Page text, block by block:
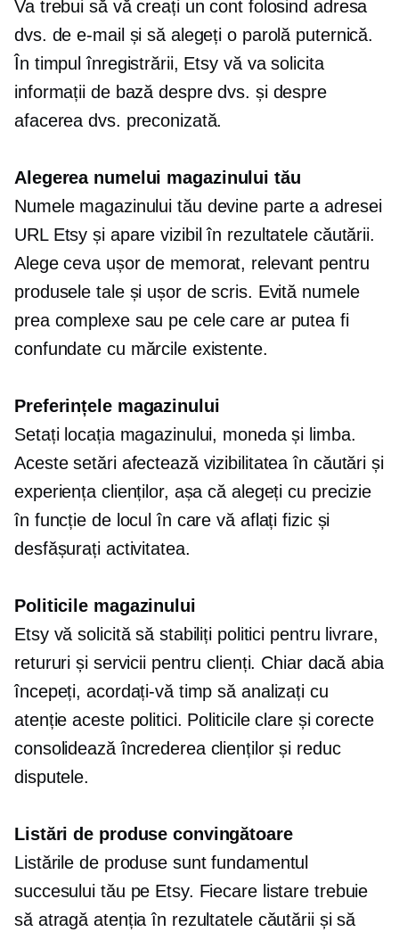
Va trebui să vă creați un cont folosind adresa
dvs. de e-mail și să alegeți o parolă puternică.
În timpul înregistrării, Etsy vă va solicita
informații de bază despre dvs. și despre
afacerea dvs. preconizată.
Alegerea numelui magazinului tău
Numele magazinului tău devine parte a adresei
URL Etsy și apare vizibil în rezultatele căutării.
Alege ceva ușor de memorat, relevant pentru
produsele tale și ușor de scris. Evită numele
prea complexe sau pe cele care ar putea fi
confundate cu mărcile existente.
Preferințele magazinului
Setați locația magazinului, moneda și limba.
Aceste setări afectează vizibilitatea în căutări și
experiența clienților, așa că alegeți cu precizie
în funcție de locul în care vă aflați fizic și
desfășurați activitatea.
Politicile magazinului
Etsy vă solicită să stabiliți politici pentru livrare,
retururi și servicii pentru clienți. Chiar dacă abia
începeți, acordați-vă timp să analizați cu
atenție aceste politici. Politicile clare și corecte
consolidează încrederea clienților și reduc
disputele.
Listări de produse convingătoare
Listările de produse sunt fundamentul
succesului tău pe Etsy. Fiecare listare trebuie
să atragă atenția în rezultatele căutării și să